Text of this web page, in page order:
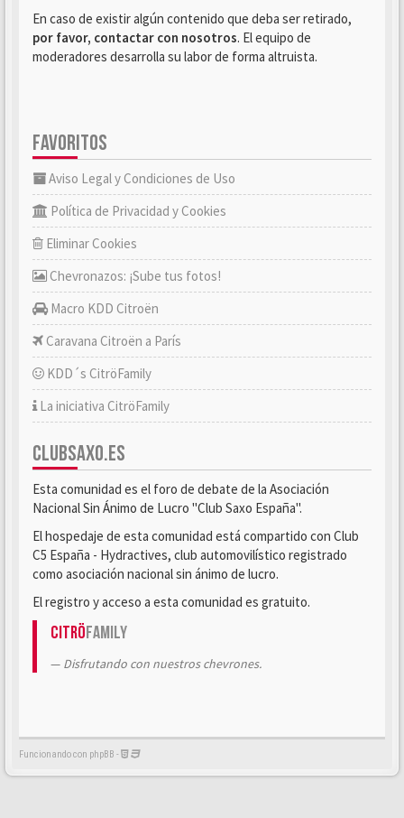
En caso de existir algún contenido que deba ser retirado,
por favor, contactar con nosotros. El equipo de
moderadores desarrolla su labor de forma altruista.
FAVORITOS
Aviso Legal y Condiciones de Uso
Política de Privacidad y Cookies
Eliminar Cookies
Chevronazos: ¡Sube tus fotos!
Macro KDD Citroën
Caravana Citroën a París
KDD´s CitröFamily
La iniciativa CitröFamily
CLUBSAXO.ES
Esta comunidad es el foro de debate de la Asociación
Nacional Sin Ánimo de Lucro "Club Saxo España".
El hospedaje de esta comunidad está compartido con Club
C5 España - Hydractives, club automovilístico registrado
como asociación nacional sin ánimo de lucro.
El registro y acceso a esta comunidad es gratuito.
CitröFamily
Disfrutando con nuestros chevrones.
Funcionando con phpBB -